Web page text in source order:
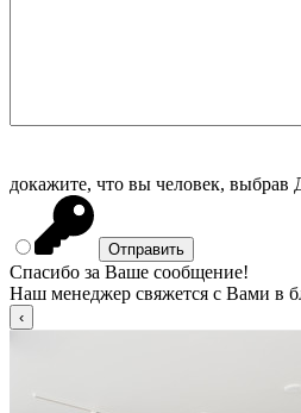
докажите, что вы человек, выбрав
Спасибо за Ваше сообщение!
Наш менеджер свяжется с Вами в